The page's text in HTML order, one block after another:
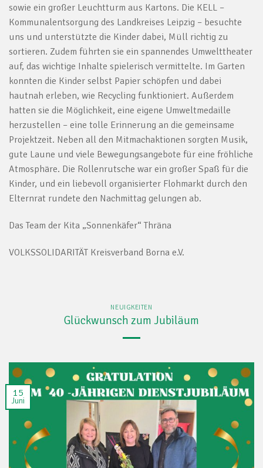
sowie ein großer Leuchtturm aus Kartons. Die KELL –
Kommunalentsorgung des Landkreises Leipzig – besuchte
uns und unterstützte die Kinder dabei, Müll richtig zu
sortieren. Zudem führten sie ein spannendes Umwelttheater
auf, das wichtige Inhalte spielerisch vermittelte. Im Garten
konnten die Kinder selbst Papier schöpfen und dabei
hautnah erleben, wie Recycling funktioniert. Außerdem
hatten sie die Möglichkeit, eine eigene Umweltmedaille
herzustellen – eine tolle Erinnerung an die gemeinsame
Projektzeit. Neben all den Mitmachaktionen sorgten Musik,
gute Laune und viele Bewegungsangebote für eine fröhliche
Atmosphäre. Die Rollenrutsche war ein großer Spaß für die
Kinder, und ein liebevoll organisierter Flohmarkt durch den
Elternrat rundete den Nachmittag gelungen ab.
Das Team der Kita „Sonnenkäfer“ Thräna
VOLKSSOLIDARITÄT Kreisverband Borna e.V.
NEUIGKEITEN
Glückwunsch zum Jubiläum
15
Juni